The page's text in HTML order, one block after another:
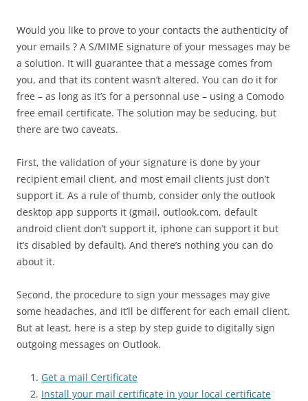
Would you like to prove to your contacts the authenticity of
your emails ? A S/MIME signature of your messages may be
a solution. It will guarantee that a message comes from
you, and that its content wasn’t altered. You can do it for
free – as long as it’s for a personnal use – using a Comodo
free email certificate. The solution may be seducing, but
there are two caveats.
First, the validation of your signature is done by your
recipient email client, and most email clients just don’t
support it. As a rule of thumb, consider only the outlook
desktop app supports it (gmail, outlook.com, default
android client don’t support it, iphone can support it but
it’s disabled by default). And there’s nothing you can do
about it.
Second, the procedure to sign your messages may give
some headaches, and it’ll be different for each email client.
But at least, here is a step by step guide to digitally sign
outgoing messages on Outlook.
Get a mail Certificate
Install your mail certificate in your local certificate